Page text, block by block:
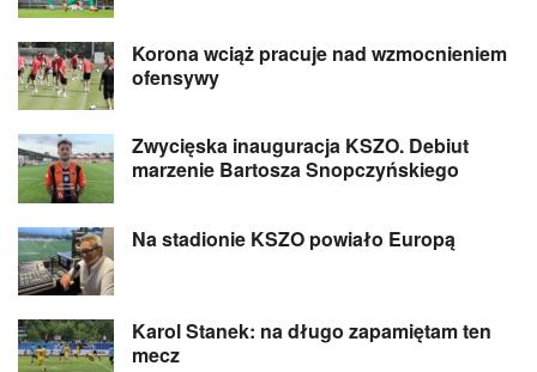
Korona wciąż pracuje nad wzmocnieniem
ofensywy
Zwycięska inauguracja KSZO. Debiut
marzenie Bartosza Snopczyńskiego
Na stadionie KSZO powiało Europą
Karol Stanek: na długo zapamiętam ten
mecz